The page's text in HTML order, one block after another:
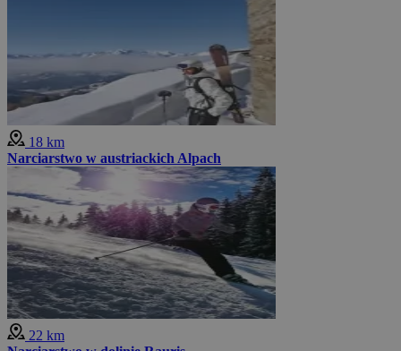
18 km
Narciarstwo w austriackich Alpach
22 km